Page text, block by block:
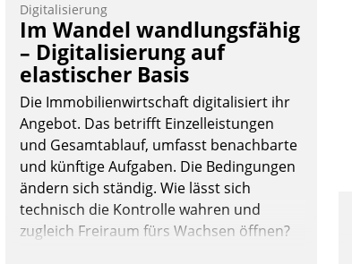
Digitalisierung
Im Wandel wandlungsfähig
– Digitalisierung auf
elastischer Basis
Die Immobilienwirtschaft digitalisiert ihr
Angebot. Das betrifft Einzelleistungen
und Gesamtablauf, umfasst benachbarte
und künftige Aufgaben. Die Bedingungen
ändern sich ständig. Wie lässt sich
technisch die Kontrolle wahren und
zugleich Freiraum fürs Wachsen öffnen?